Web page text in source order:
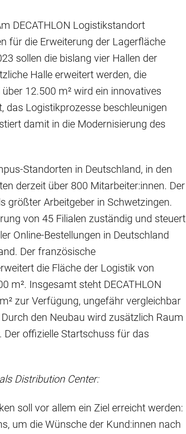
DECATHLON Logistikstandort
für die Erweiterung der Lagerfläche
sollen die bislang vier Hallen der
Halle erweitert werden, die
12.500 m² wird ein innovatives
das Logistikprozesse beschleunigen
damit in die Modernisierung des
Standorten in Deutschland, in den
derzeit über 800 Mitarbeiter:innen. Der
größter Arbeitgeber in Schwetzingen.
von 45 Filialen zuständig und steuert
Online-Bestellungen in Deutschland
Der französische
die Fläche der Logistik von
m². Insgesamt steht DECATHLON
zur Verfügung, ungefähr vergleichbar
den Neubau wird zusätzlich Raum
offizielle Startschuss für das
Distribution Center:
soll vor allem ein Ziel erreicht werden:
um die Wünsche der Kund:innen nach